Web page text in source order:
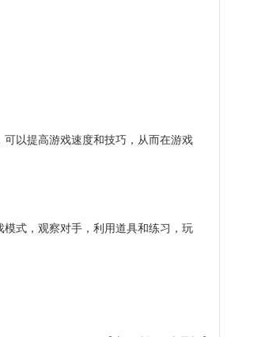
以提高游戏速度和技巧，从而在游戏
式，观察对手，利用道具和练习，玩